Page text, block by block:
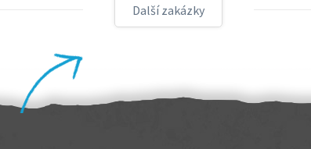
Další zakázky